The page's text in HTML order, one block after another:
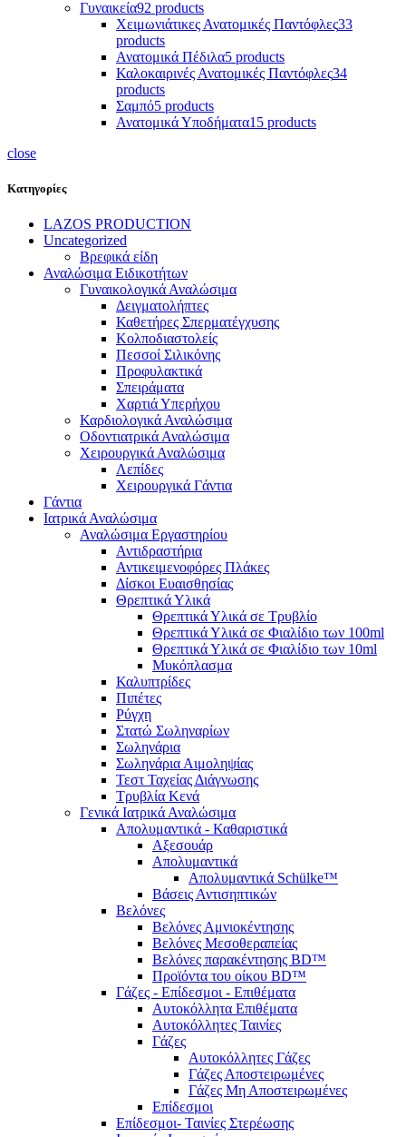
Γυναικεία92 products
Χειμωνιάτικες Ανατομικές Παντόφλες33
products
Ανατομικά Πέδιλα5 products
Καλοκαιρινές Ανατομικές Παντόφλες34
products
Σαμπό5 products
Ανατομικά Υποδήματα15 products
close
Κατηγορίες
LAZOS PRODUCTION
Uncategorized
Βρεφικά είδη
Αναλώσιμα Ειδικοτήτων
Γυναικολογικά Αναλώσιμα
Δειγματολήπτες
Καθετήρες Σπερματέγχυσης
Κολποδιαστολείς
Πεσσοί Σιλικόνης
Προφυλακτικά
Σπειράματα
Χαρτιά Υπερήχου
Καρδιολογικά Αναλώσιμα
Οδοντιατρικά Αναλώσιμα
Χειρουργικά Αναλώσιμα
Λεπίδες
Χειρουργικά Γάντια
Γάντια
Ιατρικά Αναλώσιμα
Αναλώσιμα Εργαστηρίου
Αντιδραστήρια
Αντικειμενοφόρες Πλάκες
Δίσκοι Ευαισθησίας
Θρεπτικά Υλικά
Θρεπτικά Υλικά σε Τρυβλίο
Θρεπτικά Υλικά σε Φιαλίδιο των 100ml
Θρεπτικά Υλικά σε Φιαλίδιο των 10ml
Μυκόπλασμα
Καλυπτρίδες
Πιπέτες
Ρύγχη
Στατώ Σωληναρίων
Σωληνάρια
Σωληνάρια Αιμοληψίας
Τεστ Ταχείας Διάγνωσης
Τρυβλία Κενά
Γενικά Ιατρικά Αναλώσιμα
Απολυμαντικά - Καθαριστικά
Αξεσουάρ
Απολυμαντικά
Απολυμαντικά Schülke™
Βάσεις Αντισηπτικών
Βελόνες
Βελόνες Αμνιοκέντησης
Βελόνες Μεσοθεραπείας
Βελόνες παρακέντησης BD™
Προϊόντα του οίκου BD™
Γάζες - Επίδεσμοι - Επιθέματα
Αυτοκόλλητα Επιθέματα
Αυτοκόλλητες Ταινίες
Γάζες
Αυτοκόλλητες Γάζες
Γάζες Αποστειρωμένες
Γάζες Μη Αποστειρωμένες
Επίδεσμοι
Επίδεσμοι- Ταινίες Στερέωσης